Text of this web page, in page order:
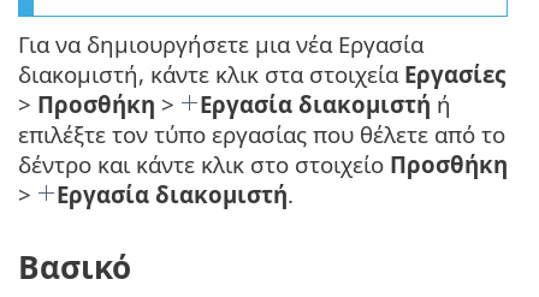
Για να δημιουργήσετε μια νέα Εργασία
διακομιστή, κάντε κλικ στα στοιχεία Εργασίες
> Προσθήκη > Εργασία διακομιστή ή
επιλέξτε τον τύπο εργασίας που θέλετε από το
δέντρο και κάντε κλικ στο στοιχείο Προσθήκη
>
Εργασία διακομιστή.
Βασικό